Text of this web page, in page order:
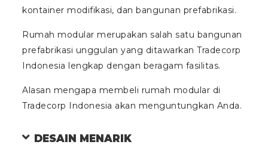
kontainer modifikasi, dan bangunan prefabrikasi.
Rumah modular merupakan salah satu bangunan
prefabrikasi unggulan yang ditawarkan Tradecorp
Indonesia lengkap dengan beragam fasilitas.
Alasan mengapa membeli rumah modular di
Tradecorp Indonesia akan menguntungkan Anda.
DESAIN MENARIK